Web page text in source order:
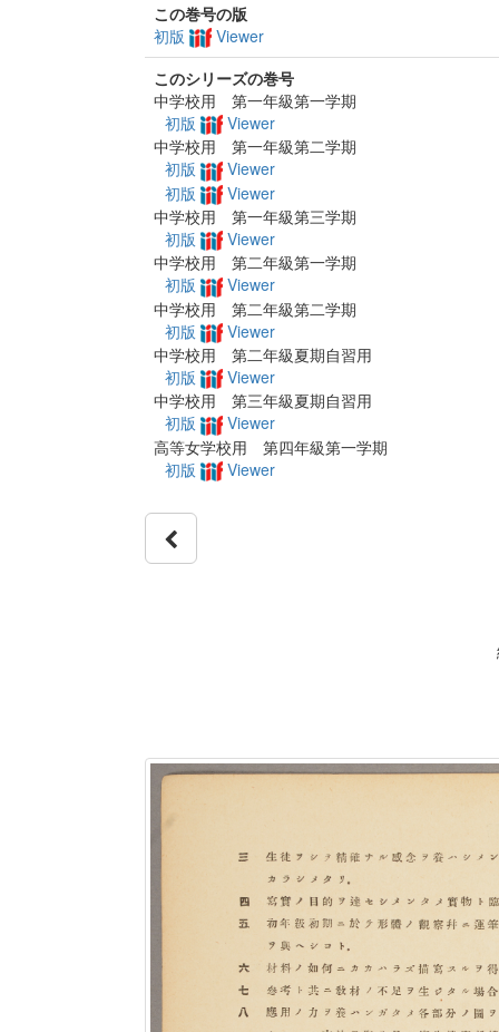
この巻号の版
初版
Viewer
このシリーズの巻号
中学校用 第一年級第一学期
初版
Viewer
中学校用 第一年級第二学期
初版
Viewer
初版
Viewer
中学校用 第一年級第三学期
初版
Viewer
中学校用 第二年級第一学期
初版
Viewer
中学校用 第二年級第二学期
初版
Viewer
中学校用 第二年級夏期自習用
初版
Viewer
中学校用 第三年級夏期自習用
初版
Viewer
高等女学校用 第四年級第一学期
初版
Viewer